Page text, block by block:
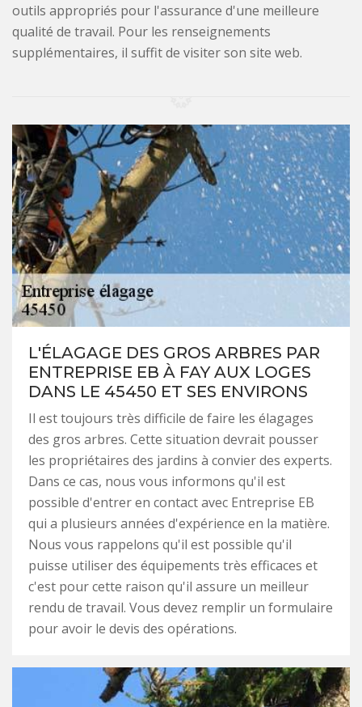
outils appropriés pour l'assurance d'une meilleure
qualité de travail. Pour les renseignements
supplémentaires, il suffit de visiter son site web.
L'ÉLAGAGE DES GROS ARBRES PAR
ENTREPRISE EB À FAY AUX LOGES
DANS LE 45450 ET SES ENVIRONS
Il est toujours très difficile de faire les élagages
des gros arbres. Cette situation devrait pousser
les propriétaires des jardins à convier des experts.
Dans ce cas, nous vous informons qu'il est
possible d'entrer en contact avec Entreprise EB
qui a plusieurs années d'expérience en la matière.
Nous vous rappelons qu'il est possible qu'il
puisse utiliser des équipements très efficaces et
c'est pour cette raison qu'il assure un meilleur
rendu de travail. Vous devez remplir un formulaire
pour avoir le devis des opérations.